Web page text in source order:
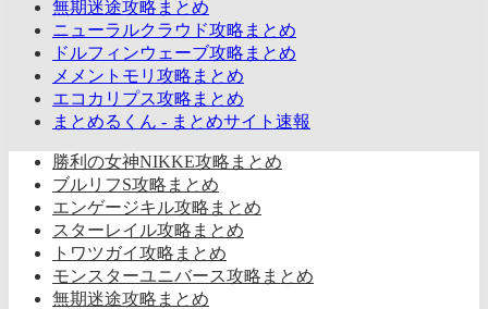
無期迷途攻略まとめ
ニューラルクラウド攻略まとめ
ドルフィンウェーブ攻略まとめ
メメントモリ攻略まとめ
エコカリプス攻略まとめ
まとめるくん - まとめサイト速報
勝利の女神NIKKE攻略まとめ
ブルリフS攻略まとめ
エンゲージキル攻略まとめ
スターレイル攻略まとめ
トワツガイ攻略まとめ
モンスターユニバース攻略まとめ
無期迷途攻略まとめ